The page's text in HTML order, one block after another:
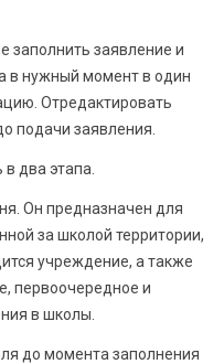
заполнить заявление и
в нужный момент в один
Отредактировать
подачи заявления.
два этапа.
Он предназначен для
за школой территории,
учреждение, а также
первоочередное и
в школы.
до момента заполнения